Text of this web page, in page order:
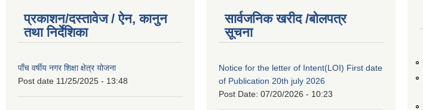
प्रकाशन/दस्तावेज / ऐन, कानुन
तथा निर्देशिका
पाँच वर्षीय नगर शिक्षा क्षेत्र योजना
Post date 11/25/2025 - 13:48
सार्वजनिक खरीद /बोलपत्र
सूचना
Notice for the letter of Intent(LOI) First date
of Publication 20th july 2026
Post Date: 07/20/2026 - 10:23